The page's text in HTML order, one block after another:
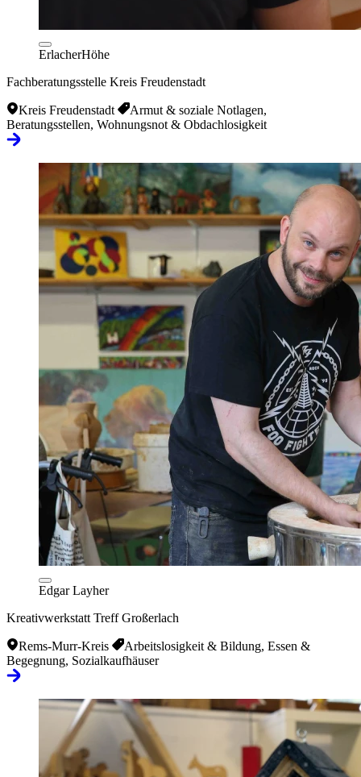
ErlacherHöhe
Fachberatungsstelle Kreis Freudenstadt
Kreis Freudenstadt
Armut & soziale Notlagen,
Beratungsstellen, Wohnungsnot & Obdachlosigkeit
Edgar Layher
Kreativwerkstatt Treff Großerlach
Rems-Murr-Kreis
Arbeitslosigkeit & Bildung, Essen &
Begegnung, Sozialkaufhäuser